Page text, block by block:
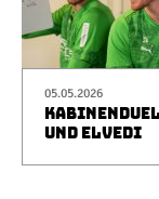
05.05.2026
UND ELVEDI